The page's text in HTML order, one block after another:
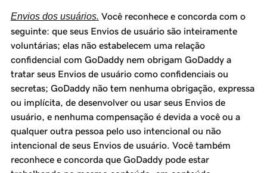
Envios dos usuários. Você reconhece e concorda com o
seguinte: que seus Envios de usuário são inteiramente
voluntárias; elas não estabelecem uma relação
confidencial com GoDaddy nem obrigam GoDaddy a
tratar seus Envios de usuário como confidenciais ou
secretas; GoDaddy não tem nenhuma obrigação, expressa
ou implícita, de desenvolver ou usar seus Envios de
usuário, e nenhuma compensação é devida a você ou a
qualquer outra pessoa pelo uso intencional ou não
intencional de seus Envios de usuário. Você também
reconhece e concorda que GoDaddy pode estar